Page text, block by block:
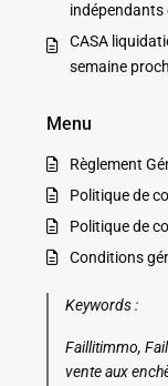
indépendants
CASA
semaine
Menu
Règlement
Politique de
Politique de
Conditions
Keywords :
Faillitimmo,
vente aux